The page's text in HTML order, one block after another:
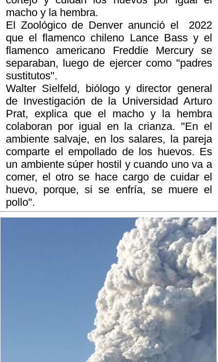
macho y la hembra.
El Zoológico de Denver anunció el 2022
que el flamenco chileno Lance Bass y el
flamenco americano Freddie Mercury se
separaban, luego de ejercer como "padres
sustitutos".
Walter Sielfeld, biólogo y director general
de Investigación de la Universidad Arturo
Prat, explica que el macho y la hembra
colaboran por igual en la crianza. "En el
ambiente salvaje, en los salares, la pareja
comparte el empollado de los huevos. Es
un ambiente súper hostil y cuando uno va a
comer, el otro se hace cargo de cuidar el
huevo, porque, si se enfría, se muere el
pollo".